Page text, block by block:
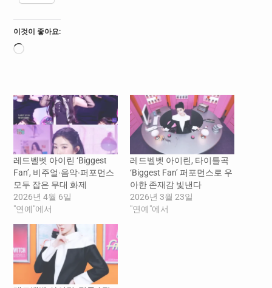
이것이 좋아요:
로
레드벨벳 아이린 ‘Biggest
Fan’, 비주얼∙음악∙퍼포먼스
모두 잡은 무대 화제
2026년 4월 6일
"연예"에서
레드벨벳 아이린, 타이틀곡
‘Biggest Fan’ 퍼포먼스로 우
아한 존재감 빛낸다
2026년 3월 23일
"연예"에서